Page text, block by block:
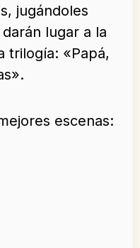
jugándoles
lugar a la
trilogía: «Papá,
escenas: